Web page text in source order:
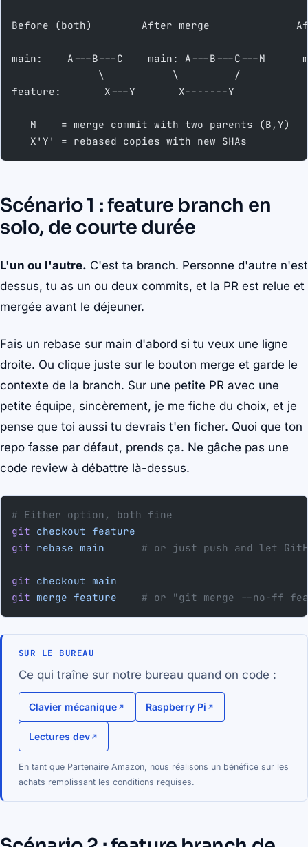
Before (both)        After merge
main:    A---B---C    main: A---B---C---M
              \           \         /
feature:       X---Y       X-------Y
   M    = merge commit with two parents (B,Y)
   X'Y' = rebased copies with new SHAs
Scénario 1 : feature branch en
solo, de courte durée
L'un ou l'autre. C'est ta branch. Personne d'autre n'est
dessus, tu as un ou deux commits, et la PR est relue et
mergée avant le déjeuner.
Fais un rebase sur main d'abord si tu veux une ligne
droite. Ou clique juste sur le bouton merge et garde le
contexte de la branch. Sur une petite PR avec une
petite équipe, sincèrement, je me fiche du choix, et je
pense que toi aussi tu devrais t'en ficher. Quoi que ton
repo fasse par défaut, prends ça. Ne gâche pas une
code review à débattre là-dessus.
# Either option, both fine
git checkout feature
git rebase main
# or just push and let
git checkout main
git merge feature
# or "git merge --no-ff
SUR LE BUREAU
Ce qui traîne sur notre bureau quand on code :
Clavier mécanique Raspberry Pi
Lectures dev
En tant que Partenaire Amazon, nous réalisons un bénéfice sur les
achats remplissant les conditions requises.